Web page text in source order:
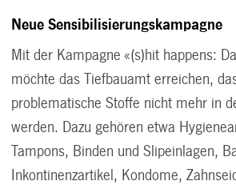
Neue Sensibilisierungskampagne
Mit der Kampagne «(s)hit happens:
möchte das Tiefbauamt erreichen,
problematische Stoffe nicht mehr in
werden. Dazu gehören etwa
Tampons, Binden und Slipeinlagen,
Inkontinenzartikel, Kondome,